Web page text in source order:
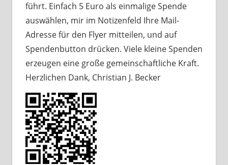
führt. Einfach 5 Euro als einmalige Spende
auswählen, mir im Notizenfeld Ihre Mail-
Adresse für den Flyer mitteilen, und auf
Spendenbutton drücken. Viele kleine Spenden
erzeugen eine große gemeinschaftliche Kraft.
Herzlichen Dank, Christian J. Becker